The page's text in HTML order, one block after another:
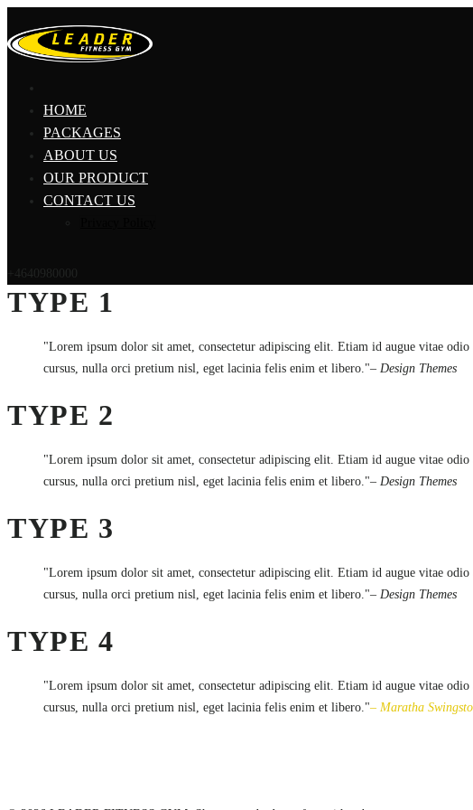
HOME
PACKAGES
ABOUT US
OUR PRODUCT
CONTACT US
+4640980000
TYPE 1
Lorem ipsum dolor sit amet, consectetur adipiscing elit. Etiam id augue vitae
cursus, nulla orci pretium nisl, eget lacinia felis enim et libero. – Design Themes
TYPE 2
Lorem ipsum dolor sit amet, consectetur adipiscing elit. Etiam id augue vitae
cursus, nulla orci pretium nisl, eget lacinia felis enim et libero. – Design Themes
TYPE 3
Lorem ipsum dolor sit amet, consectetur adipiscing elit. Etiam id augue vitae
cursus, nulla orci pretium nisl, eget lacinia felis enim et libero. – Design Themes
TYPE 4
Lorem ipsum dolor sit amet, consectetur adipiscing elit. Etiam id augue vitae
cursus, nulla orci pretium nisl, eget lacinia felis enim et libero. – Maratha